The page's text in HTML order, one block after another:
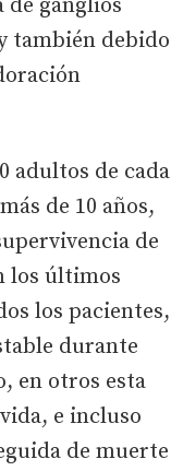
de ganglios
también debido
adultos de cada
de 10 años,
de
los últimos
los pacientes,
durante
en otros esta
e incluso
de muerte